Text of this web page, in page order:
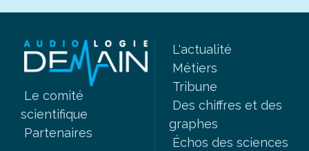
Le comité
scientifique
Partenaires
L'actualité
Métiers
Tribune
Des chiffres et des
graphes
Échos des sciences